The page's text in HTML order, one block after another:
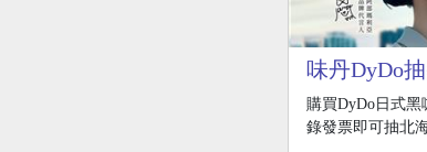
味丹DyDo
市抽日本來
購買DyDo日式黑
錄發票即可抽北